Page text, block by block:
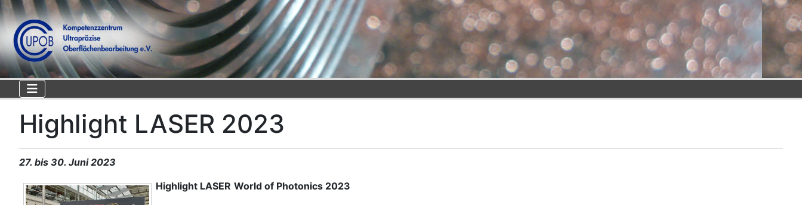
Highlight LASER 2023
27. bis 30. Juni 2023
Highlight LASER World of Photonics 2023